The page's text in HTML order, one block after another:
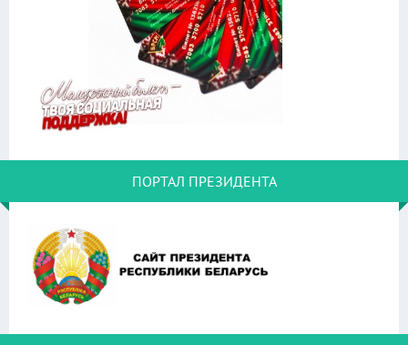
ПОРТАЛ ПРЕЗИДЕНТА